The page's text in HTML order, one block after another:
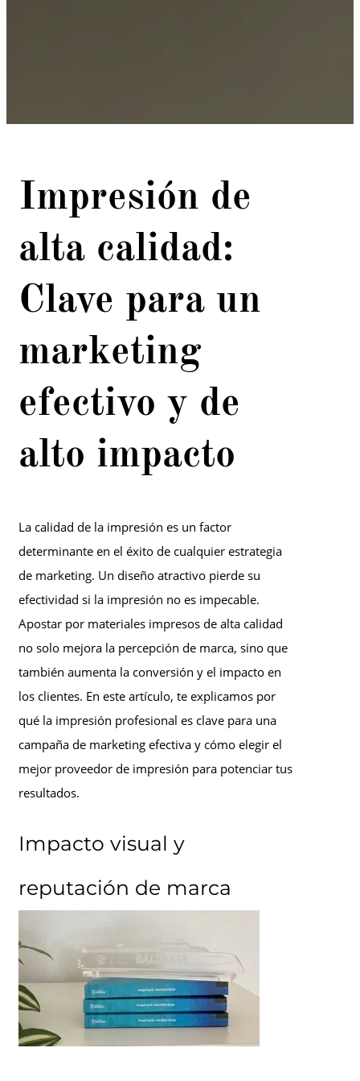
Impresión de
alta calidad:
Clave para un
marketing
efectivo y de
alto impacto
La calidad de la impresión es un factor
determinante en el éxito de cualquier estrategia
de marketing. Un diseño atractivo pierde su
efectividad si la impresión no es impecable.
Apostar por materiales impresos de alta calidad
no solo mejora la percepción de marca, sino que
también aumenta la conversión y el impacto en
los clientes. En este artículo, te explicamos por
qué la impresión profesional es clave para una
campaña de marketing efectiva y cómo elegir el
mejor proveedor de impresión para potenciar tus
resultados.
Impacto visual y
reputación de marca